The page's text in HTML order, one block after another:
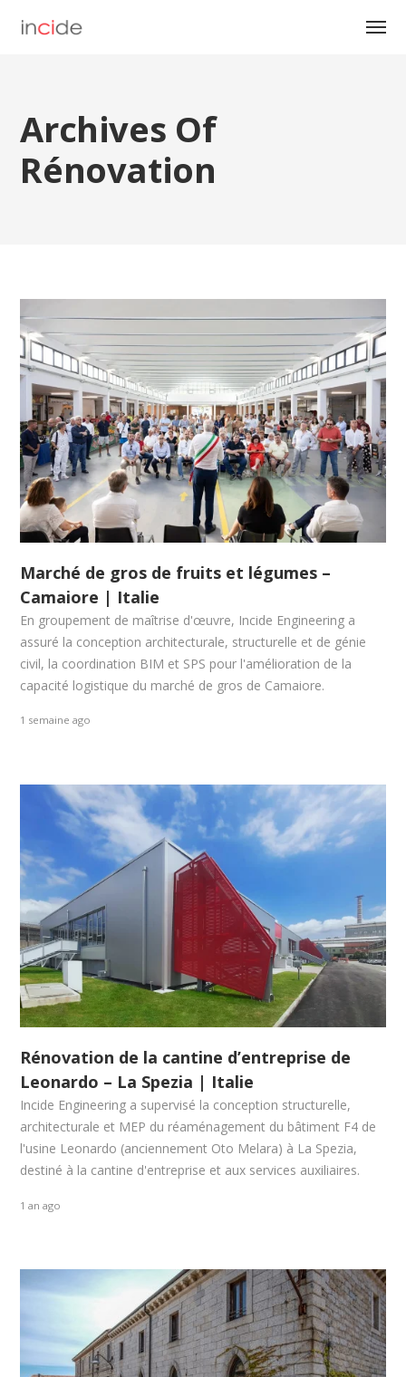
Archives Of
Rénovation
Marché de gros de fruits et légumes –
Camaiore | Italie
En groupement de maîtrise d'œuvre, Incide Engineering a
assuré la conception architecturale, structurelle et de génie
civil, la coordination BIM et SPS pour l'amélioration de la
capacité logistique du marché de gros de Camaiore.
1 semaine ago
Rénovation de la cantine d’entreprise de
Leonardo – La Spezia | Italie
Incide Engineering a supervisé la conception structurelle,
architecturale et MEP du réaménagement du bâtiment F4 de
l'usine Leonardo (anciennement Oto Melara) à La Spezia,
destiné à la cantine d'entreprise et aux services auxiliaires.
1 an ago